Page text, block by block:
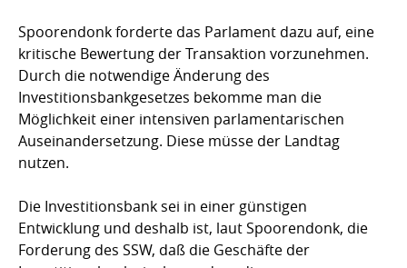
Spoorendonk forderte das Parlament dazu auf, eine
kritische Bewertung der Transaktion vorzunehmen.
Durch die notwendige Änderung des
Investitionsbankgesetzes bekomme man die
Möglichkeit einer intensiven parlamentarischen
Auseinandersetzung. Diese müsse der Landtag
nutzen.
Die Investitionsbank sei in einer günstigen
Entwicklung und deshalb ist, laut Spoorendonk, die
Forderung des SSW, daß die Geschäfte der